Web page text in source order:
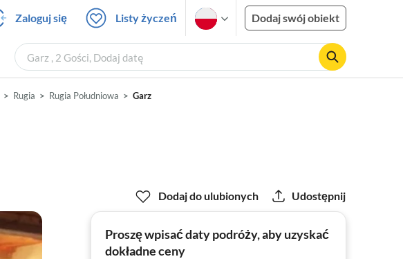
Zaloguj się Listy życzeń Dodaj swój obiekt
Garz , 2 Gości, Dodaj datę
Rugia Rugia Południowa Garz
Dodaj do ulubionych Udostępnij
Proszę wpisać daty podróży, aby uzyskać
dokładne ceny